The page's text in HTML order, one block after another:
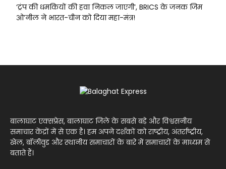
‘ट्रंप की धमकियों की हवा निकल जाएगी’, BRICS के जनक जिम
ओ’नील ने भारत-चीन को दिया महा-मंत्र!
बालाघाट एक्सप्रेस, बालाघाट जिले के सबसे बड़े और विश्वसनीय
समाचार केंद्रों में से एक है। हम अपने दर्शकों को राष्ट्रीय, अंतर्राष्ट्रीय,
खेल, बॉलीवुड और स्थानीय समाचारों के बारे में समाचारों के माध्यम से
बताते हैं।